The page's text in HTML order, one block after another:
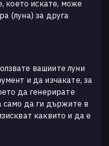
което искате, може
(луна) за друга
вашиите луни
и да изчакате, за
да генерирате
само да ги държите в
каквито и да е